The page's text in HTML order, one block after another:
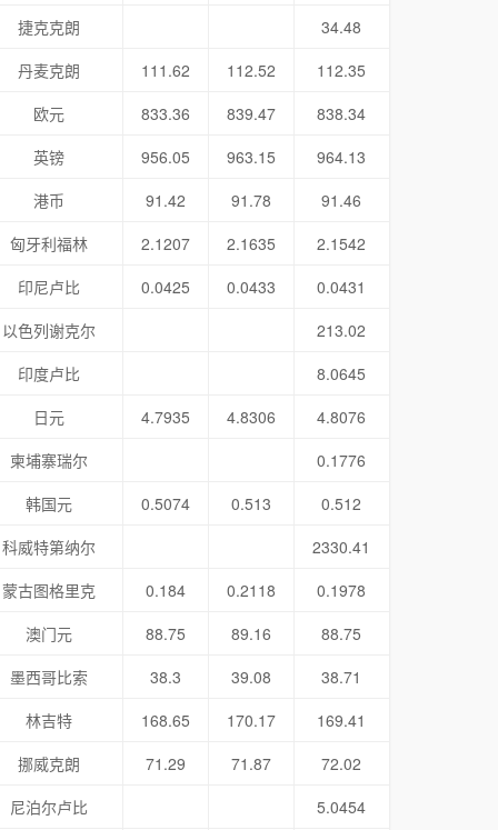
捷克克朗
34.48
丹麦克朗
111.62 112.52
112.35
欧元
833.36 839.47
838.34
英镑
956.05 963.15
964.13
港币
91.42 91.78
91.46
匈牙利福林
2.1207 2.1635
2.1542
印尼卢比
0.0425 0.0433
0.0431
以色列谢克尔
213.02
印度卢比
8.0645
日元
4.7935 4.8306
4.8076
柬埔寨瑞尔
0.1776
韩国元
0.5074 0.513
0.512
科威特第纳尔
2330.41
蒙古图格里克
0.184 0.2118
0.1978
澳门元
88.75 89.16
88.75
墨西哥比索
38.3 39.08
38.71
林吉特
168.65 170.17
169.41
挪威克朗
71.29 71.87
72.02
尼泊尔卢比
5.0454